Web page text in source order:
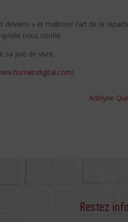
» et maîtriser l’art de la
nous confie.
sa joie de vivre.
)
Adelyne
Restez